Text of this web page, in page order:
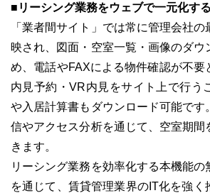
03-6689-
■リーシング業務をウェブで一元化す
「業者間サイト」では常に管理会社
映され、図面・空室一覧・画像のダウ
め、電話やFAXによる物件確認が不要
内見予約・VR内見をサイト上で行う
や入居計算書もダウンロード可能です
信やアクセス分析を通じて、空室期間
きます。
リーシング業務を効率化する本機能の
を通じて、賃貸管理業界のIT化を強く